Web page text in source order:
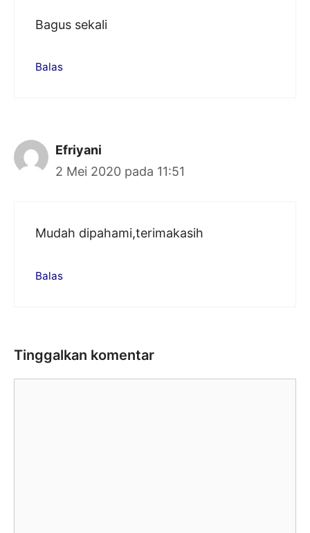
Bagus sekali
Balas
Efriyani
2 Mei 2020 pada 11:51
Mudah dipahami,terimakasih
Balas
Tinggalkan komentar